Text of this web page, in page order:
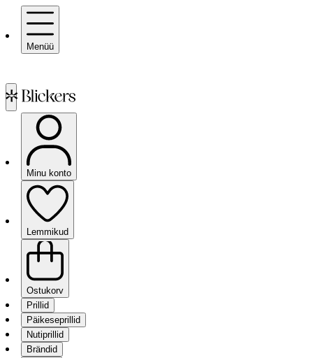
Menüü
Minu konto
Lemmikud
Ostukorv
Prillid
Päikeseprillid
Nutiprillid
Brändid